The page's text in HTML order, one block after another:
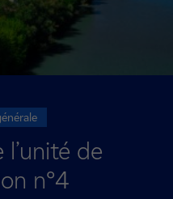
de
n°4